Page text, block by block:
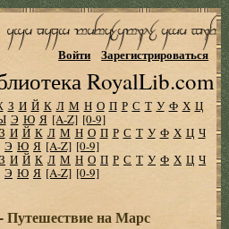
RoyalLib.com
Войти Зарегистрироваться
З И Й К Л М Н О П Р С Т У Ф Х Ц
Э Ю Я [A-Z] [0-9]
З И Й К Л М Н О П Р С Т У Ф Х Ц Ч
Э Ю Я [A-Z] [0-9]
З И Й К Л М Н О П Р С Т У Ф Х Ц Ч
Э Ю Я [A-Z] [0-9]
Путешествие на Марс